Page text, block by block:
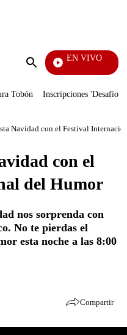
Enviar
EN VIVO
También Caerás
Tobón Inscripciones 'Desafío'
Navidad con el Festival
con el
del Humor
nos sorprenda con
No te pierdas el
esta noche a las 8:00
Compartir